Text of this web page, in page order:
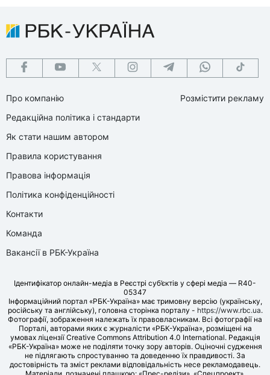
Про компанію
Редакційна політика і стандарти
Як стати нашим автором
Правила користування
Правова інформація
Політика конфіденційності
Контакти
Команда
Вакансії в РБК-Україна
Розмістити рекламу
Ідентифікатор онлайн-медіа в Реєстрі суб’єктів у сфері медіа — R40-
05347
Інформаційний портал «РБК-Україна» має тримовну версію (українську,
російську та англійську), головна сторінка порталу - https://www.rbc.ua.
Фотографії, зображення належать їх правовласникам. Всі фотографії на
Порталі, авторами яких є журналісти «РБК-Україна», розміщені на
умовах ліцензії Creative Commons Attribution 4.0 International. Редакція
«РБК-Україна» може не поділяти точку зору авторів. Оціночні судження
не підлягають спростуванню та доведенню їх правдивості. За
достовірність та зміст реклами відповідальність несе рекламодавець.